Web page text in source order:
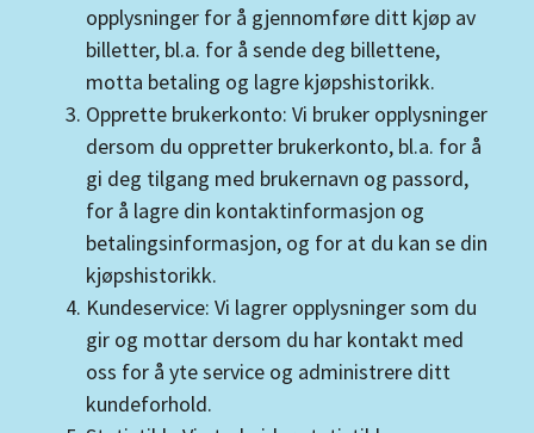
opplysninger for å gjennomføre ditt kjøp av
billetter, bl.a. for å sende deg billettene,
motta betaling og lagre kjøpshistorikk.
Opprette brukerkonto: Vi bruker opplysninger
dersom du oppretter brukerkonto, bl.a. for å
gi deg tilgang med brukernavn og passord,
for å lagre din kontaktinformasjon og
betalingsinformasjon, og for at du kan se din
kjøpshistorikk.
Kundeservice: Vi lagrer opplysninger som du
gir og mottar dersom du har kontakt med
oss for å yte service og administrere ditt
kundeforhold.